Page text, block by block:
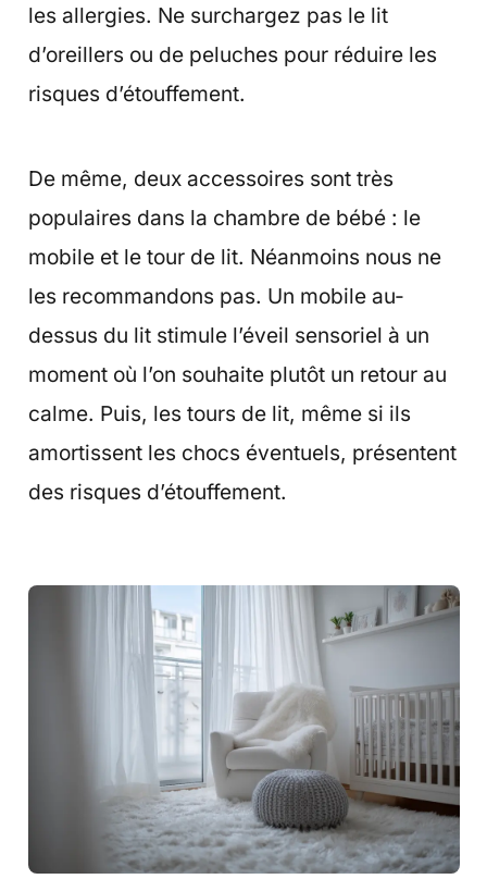
les allergies. Ne surchargez pas le lit
d’oreillers ou de peluches pour réduire les
risques d’étouffement.
De même, deux accessoires sont très
populaires dans la chambre de bébé : le
mobile et le tour de lit. Néanmoins nous ne
les recommandons pas. Un mobile au-
dessus du lit stimule l’éveil sensoriel à un
moment où l’on souhaite plutôt un retour au
calme. Puis, les tours de lit, même si ils
amortissent les chocs éventuels, présentent
des risques d’étouffement.